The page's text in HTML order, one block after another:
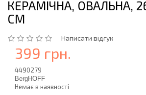
КЕРАМІЧНА, ОВАЛЬНА,
СМ
Написати відгук
399 грн.
4490279
BergHOFF
Немає в наявності